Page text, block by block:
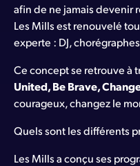
afin de ne jamais devenir
Les Mills est renouvelé
experte : DJ,
Ce concept se retrouve à
United, Be Brave,
courageux, changez le
Quels sont les différents
Les Mills a conçu ses